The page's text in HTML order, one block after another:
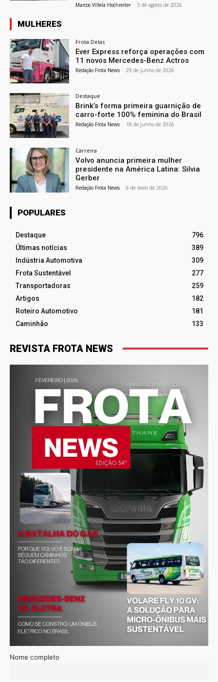
Marcos Villela Hochreiter - 5 de agosto de 2026
MULHERES
Frota Delas
Ever Express reforça operações com
11 novos Mercedes-Benz Actros
Redação Frota News - 29 de junho de 2026
Destaque
Brink’s forma primeira guarnição de
carro-forte 100% feminina do Brasil
Redação Frota News - 18 de junho de 2026
Carreira
Volvo anuncia primeira mulher
presidente na América Latina: Silvia
Gerber
Redação Frota News - 6 de maio de 2026
POPULARES
Destaque
796
Últimas notícias
389
Indústria Automotiva
309
Frota Sustentável
277
Transportadoras
259
Artigos
182
Roteiro Automotivo
181
Caminhão
133
REVISTA FROTA NEWS
Nome completo